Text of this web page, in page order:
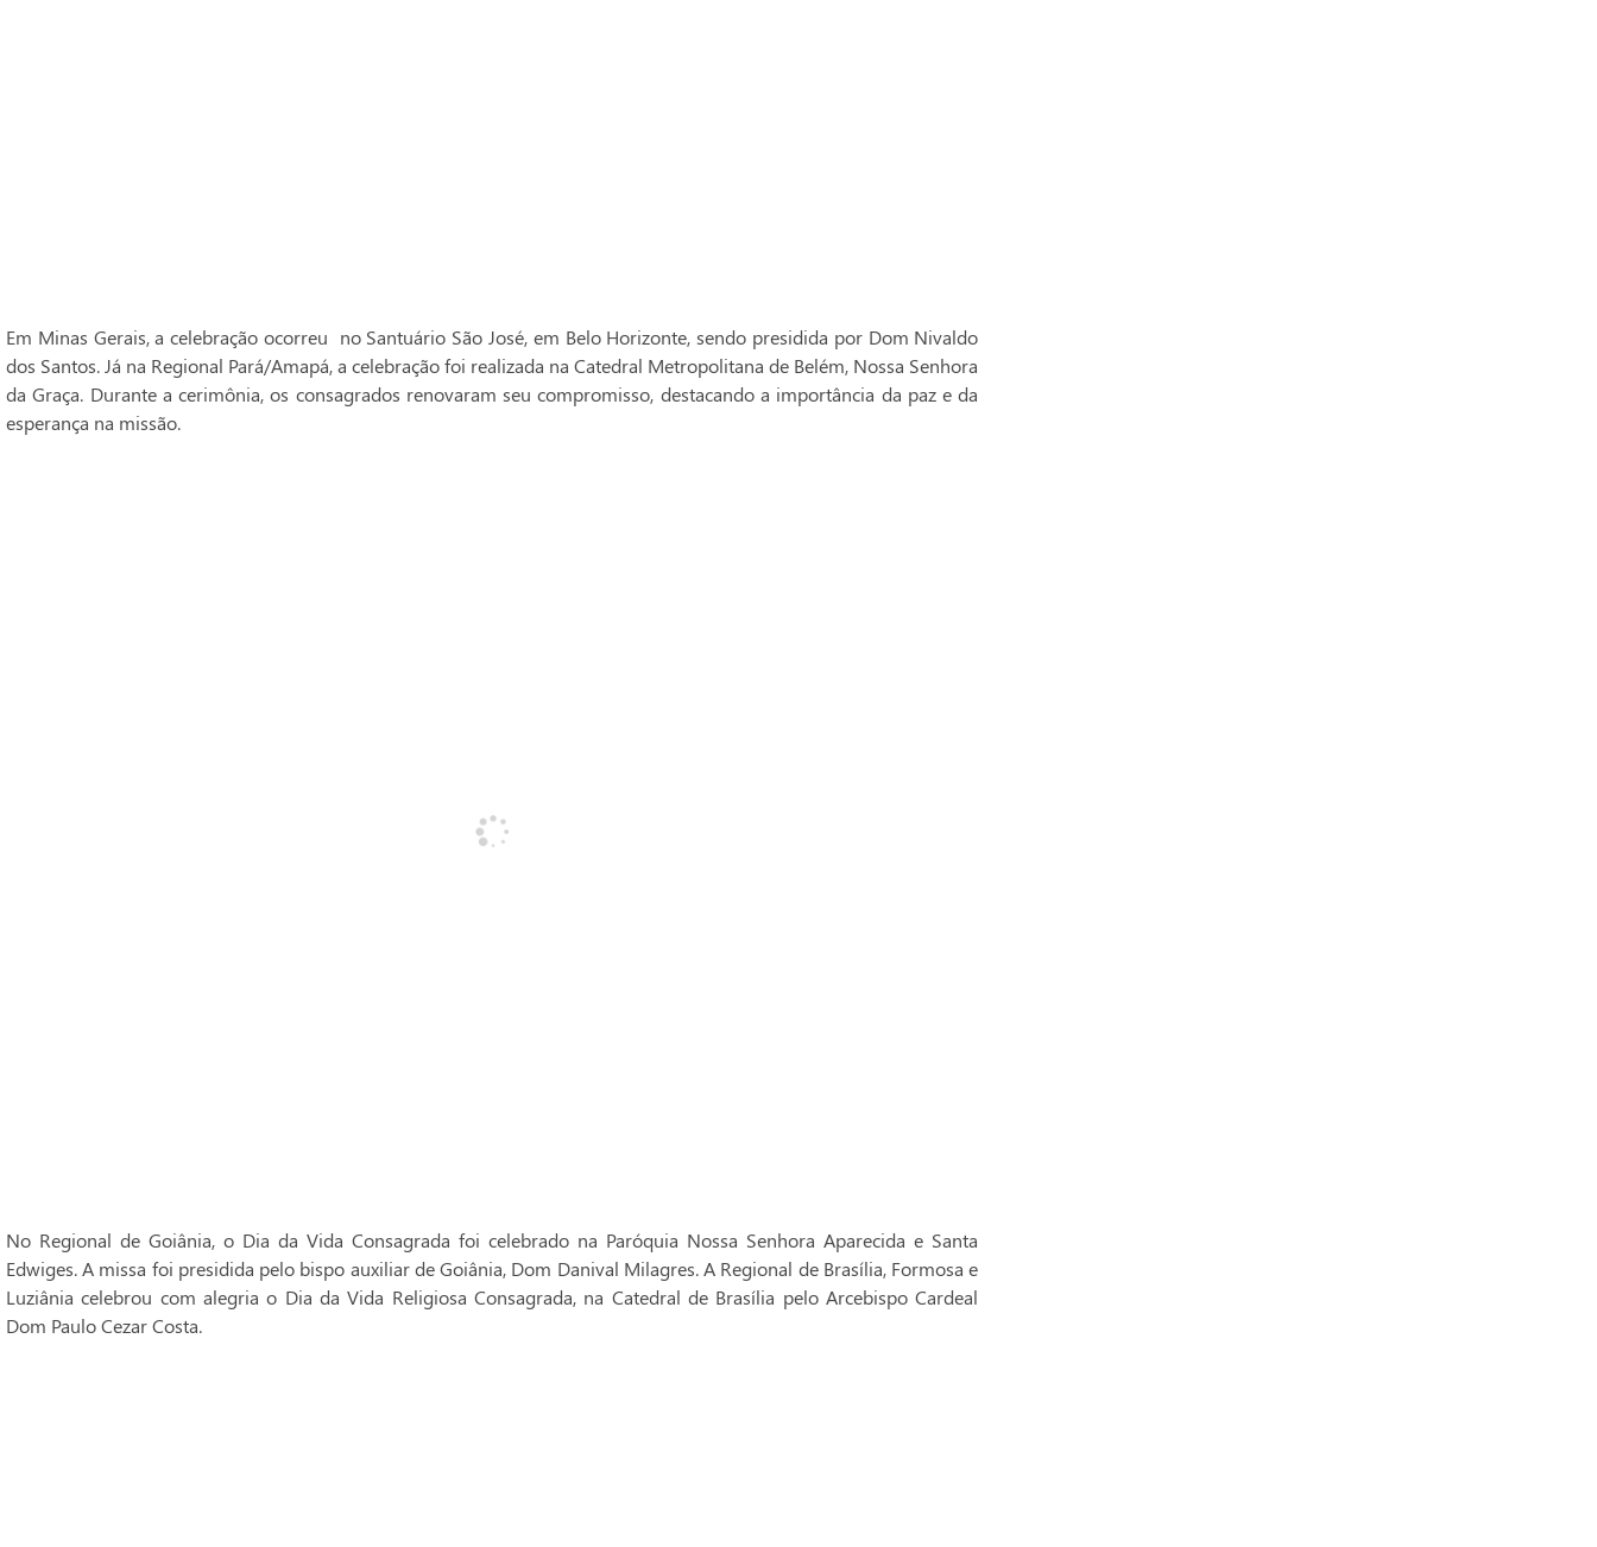
Em Minas Gerais, a celebração ocorreu no Santuário São José, em Belo Horizonte, sendo presidida por Dom Nivaldo
dos Santos. Já na Regional Pará/Amapá, a celebração foi realizada na Catedral Metropolitana de Belém, Nossa Senhora
da Graça. Durante a cerimônia, os consagrados renovaram seu compromisso, destacando a importância da paz e da
esperança na missão.
No Regional de Goiânia, o Dia da Vida Consagrada foi celebrado na Paróquia Nossa Senhora Aparecida e Santa
Edwiges. A missa foi presidida pelo bispo auxiliar de Goiânia, Dom Danival Milagres. A Regional de Brasília, Formosa e
Luziânia celebrou com alegria o Dia da Vida Religiosa Consagrada, na Catedral de Brasília pelo Arcebispo Cardeal
Dom Paulo Cezar Costa.